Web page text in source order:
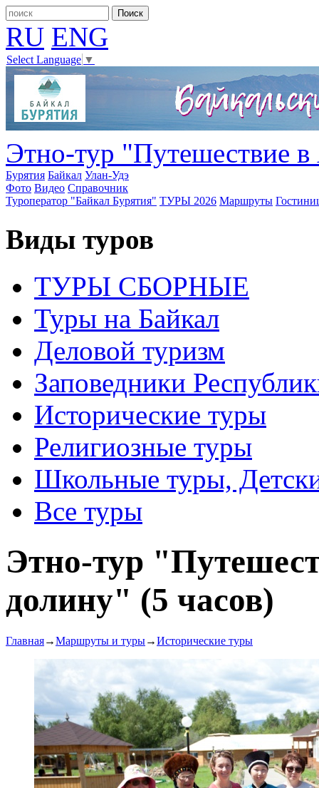
RU ENG
Select Language ▼
Этно-тур "Путешествие
Бурятия Байкал Улан-Удэ
Фото Видео Справочник
Туроператор "Байкал Бурятия" ТУРЫ 2026 Маршруты
Виды туров
ТУРЫ СБОРНЫЕ
Туры на Байкал
Деловой туризм
Заповедники
Исторические туры
Религиозные туры
Школьные туры,
Все туры
Этно-тур
долину" (5 часов)
Главная→Маршруты и туры→Исторические туры